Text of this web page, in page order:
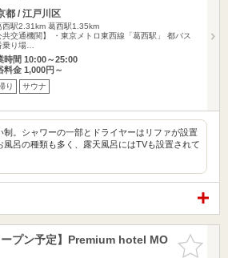
都 / 江戸川区
西駅2.31km 葛西駅1.35km
共交通機関】 ・東京メトロ東西線「葛西駅」 都バス
乗り場…
時間 10:00～25:00
料金 1,000円～
り サウナ
制。シャワーの一部とドライヤーはリファが設置
風呂の種類も多く、露天風呂にはTVも設置されて
お気に入
りに追加
ープン予定】Premium hotel MO